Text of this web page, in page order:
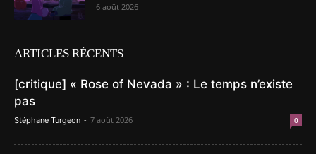
6 août 2026
ARTICLES RÉCENTS
[critique] « Rose of Nevada » : Le temps n’existe
pas
Stéphane Turgeon - 7 août 2026 0